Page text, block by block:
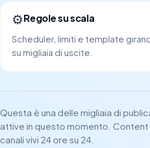
⚙️Regole su scala
Scheduler, limiti e template
su migliaia di uscite.
Questa è una delle migliaia di
attive in questo momento. Content
canali vivi 24 ore su 24.